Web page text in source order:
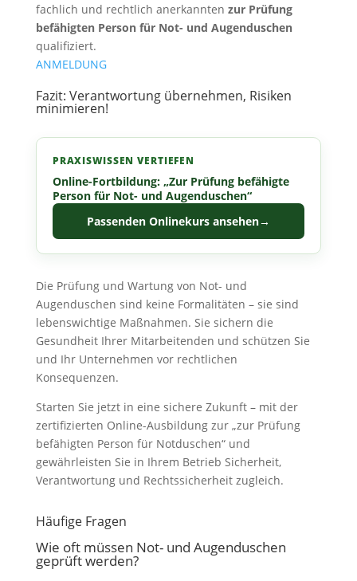
fachlich und rechtlich anerkannten zur Prüfung
befähigten Person für Not- und Augenduschen
qualifiziert.
ANMELDUNG
Fazit: Verantwortung übernehmen, Risiken
minimieren!
PRAXISWISSEN VERTIEFEN
Online-Fortbildung: „Zur Prüfung befähigte
Person für Not- und Augenduschen“
Passenden Onlinekurs ansehen→
Die Prüfung und Wartung von Not- und
Augenduschen sind keine Formalitäten – sie sind
lebenswichtige Maßnahmen. Sie sichern die
Gesundheit Ihrer Mitarbeitenden und schützen Sie
und Ihr Unternehmen vor rechtlichen
Konsequenzen.
Starten Sie jetzt in eine sichere Zukunft – mit der
zertifizierten Online-Ausbildung zur „zur Prüfung
befähigten Person für Notduschen“ und
gewährleisten Sie in Ihrem Betrieb Sicherheit,
Verantwortung und Rechtssicherheit zugleich.
Häufige Fragen
Wie oft müssen Not- und Augenduschen
geprüft werden?